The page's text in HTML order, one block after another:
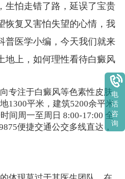
生怕走错了路，延误了宝贵
恢复又害怕失望的心情，我
普医学小编，今天我们就来
地上，如何理性看待白癜风
专注于白癜风等色素性皮肤
1300平米，建筑5200余平米
间周一至周日 8:00-17:00 全
便捷交通公交多线直达，
电
话
咨
询